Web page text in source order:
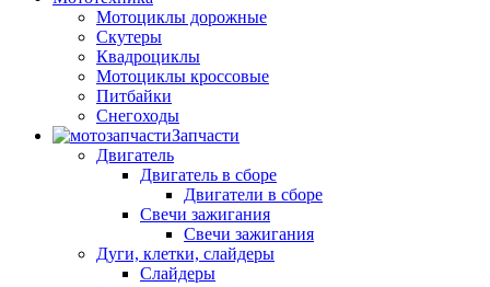
Мотоциклы дорожные
Скутеры
Квадроциклы
Мотоциклы кроссовые
Питбайки
Снегоходы
Запчасти
Двигатель
Двигатель в сборе
Двигатели в сборе
Свечи зажигания
Свечи зажигания
Дуги, клетки, слайдеры
Слайдеры